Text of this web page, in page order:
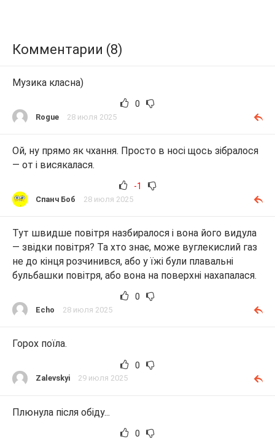
Комментарии (8)
Музика класна)
0
Rogue 28 июля 2025
Ой, ну прямо як чхання. Просто в носі щось зібралося
— от і висякалася.
-1
Спанч Боб 28 июля 2025
Тут швидше повітря назбиралося і вона його видула
— звідки повітря? Та хто знає, може вуглекислий газ
не до кінця розчинився, або у їжі були плавальні
бульбашки повітря, або вона на поверхні нахапалася.
0
Echo 28 июля 2025
Горох поїла.
0
Zalevskyi 29 июля 2025
Плюнула після обіду...
0